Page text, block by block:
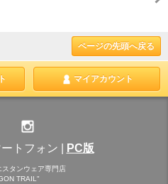
ページの先頭へ戻る
マイアカウント
トフォン PC版
スタンウェア専門店
TRAIL"